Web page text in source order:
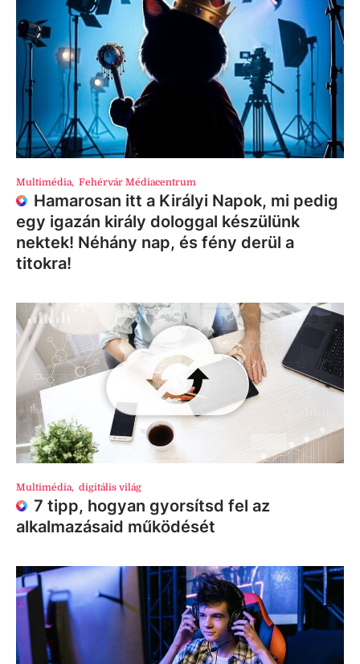
Multimédia, Fehérvár Médiacentrum
Hamarosan itt a Királyi Napok, mi pedig
egy igazán király dologgal készülünk
nektek! Néhány nap, és fény derül a
titokra!
Multimédia, digitális világ
7 tipp, hogyan gyorsítsd fel az
alkalmazásaid működését